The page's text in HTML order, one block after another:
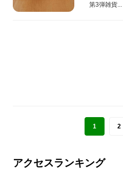
第3弾雑貨...
1 2
アクセスランキング